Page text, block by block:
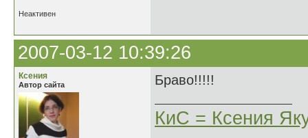
Неактивен
2007-03-12 10:39:26
Ксения
Автор сайта Браво!!!!!
КиС = Ксения